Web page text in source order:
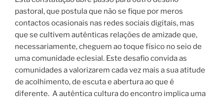
pastoral, que postula que não se fique por meros
contactos ocasionais nas redes sociais digitais, mas
que se cultivem autênticas relações de amizade que,
necessariamente, cheguem ao toque físico no seio de
uma comunidade eclesial. Este desafio convida as
comunidades a valorizarem cada vez mais a sua atitude
de acolhimento, de escuta e abertura ao que é
diferente. A autêntica cultura do encontro implica uma